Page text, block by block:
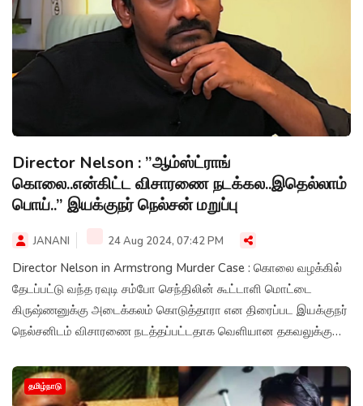
Director Nelson : ”ஆம்ஸ்ட்ராங்
கொலை..என்கிட்ட விசாரணை நடக்கல..இதெல்லாம்
பொய்..” இயக்குநர் நெல்சன் மறுப்பு
JANANI 24 Aug 2024, 07:42 PM
Director Nelson in Armstrong Murder Case : கொலை வழக்கில்
தேடப்பட்டு வந்த ரவுடி சம்போ செந்திலின் கூட்டாளி மொட்டை
கிருஷ்ணனுக்கு அடைக்கலம் கொடுத்தாரா என திரைப்பட இயக்குநர்
நெல்சனிடம் விசாரணை நடத்தப்பட்டதாக வெளியான தகவலுக்கு
தமிழ்நாடு